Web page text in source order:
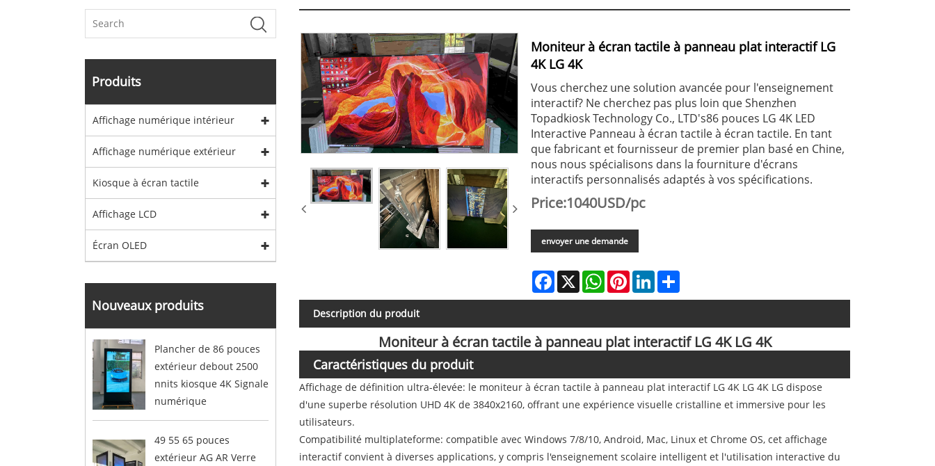
Produits
Affichage numérique intérieur
Affichage numérique extérieur
Kiosque à écran tactile
Affichage LCD
Écran OLED
Nouveaux produits
Plancher de 86 pouces
extérieur debout 2500
nnits kiosque 4K Signale
numérique
49 55 65 pouces
extérieur AG AR Verre
Moniteur à écran tactile à panneau plat interactif LG
4K LG 4K
Vous cherchez une solution avancée pour l'enseignement
interactif? Ne cherchez pas plus loin que Shenzhen
Topadkiosk Technology Co., LTD's86 pouces LG 4K LED
Interactive Panneau à écran tactile à écran tactile. En tant
que fabricant et fournisseur de premier plan basé en Chine,
nous nous spécialisons dans la fourniture d'écrans
interactifs personnalisés adaptés à vos spécifications.
Price:1040USD/pc
envoyer une demande
Facebook
X WhatsAppPinterestLinkedInShare
Description du produit
Moniteur à écran tactile à panneau plat interactif LG 4K LG 4K
Caractéristiques du produit
Affichage de définition ultra-élevée: le moniteur à écran tactile à panneau plat interactif LG 4K LG 4K LG dispose
d'une superbe résolution UHD 4K de 3840x2160, offrant une expérience visuelle cristalline et immersive pour les
utilisateurs.
Compatibilité multiplateforme: compatible avec Windows 7/8/10, Android, Mac, Linux et Chrome OS, cet affichage
interactif convient à diverses applications, y compris l'enseignement scolaire intelligent et l'utilisation interactive du